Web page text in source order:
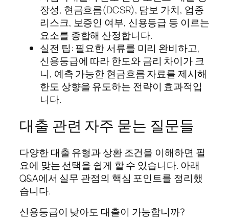
장성, 현금흐름(DCSR), 담보 가치, 업종
리스크, 보증인 여부, 신용등급 등 이르는
요소를 종합해 산정합니다.
실전 팁: 필요한 서류를 미리 완비하고,
신용등급에 따라 한도와 금리 차이가 크
니, 예측 가능한 현금흐름 자료를 제시해
한도 상향을 유도하는 전략이 효과적입
니다.
대출 관련 자주 묻는 질문들
다양한 대출 유형과 상환 조건을 이해하면 필
요에 맞는 선택을 쉽게 할 수 있습니다. 아래
Q&A에서 실무 관점의 핵심 포인트를 정리했
습니다.
신용등급이 낮아도 대출이 가능합니까?